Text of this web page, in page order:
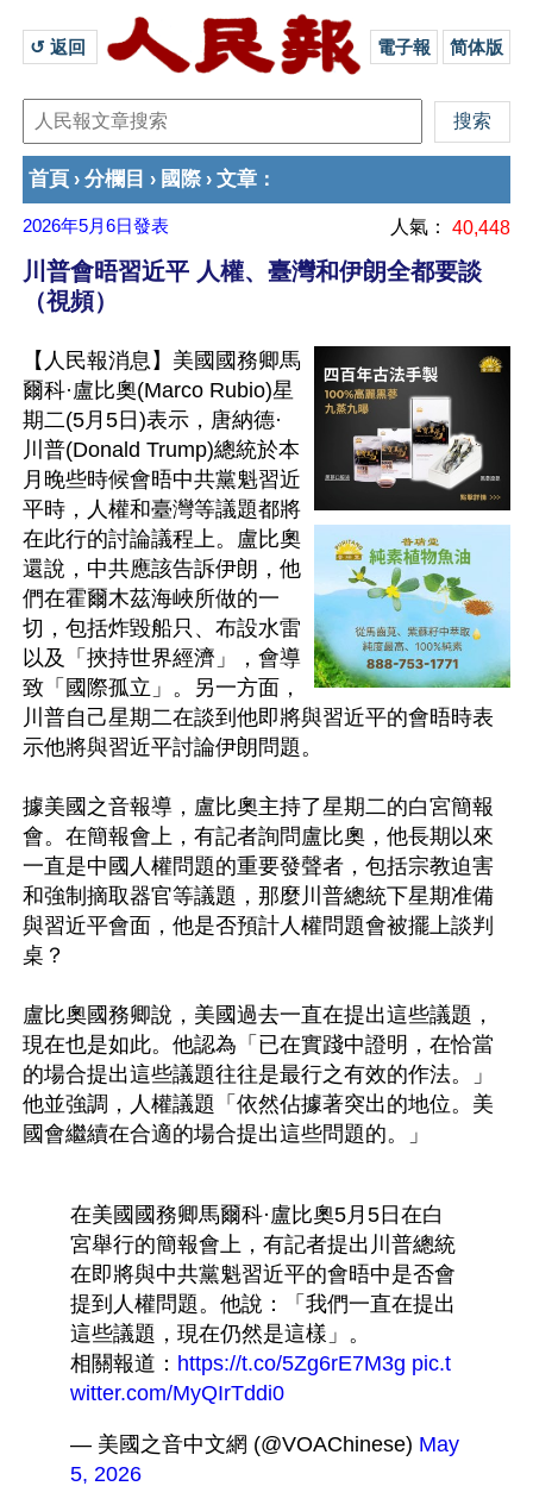
↺ 返回 電子報 简体版
首頁 › 分欄目 › 國際› 文章 ：
2026年5月6日發表 人氣： 40,448
川普會晤習近平 人權、臺灣和伊朗全都要談
（視頻）
【人民報消息】美國國務卿馬
爾科·盧比奧(Marco Rubio)星
期二(5月5日)表示，唐納德·
川普(Donald Trump)總統於本
月晚些時候會晤中共黨魁習近
平時，人權和臺灣等議題都將
在此行的討論議程上。盧比奧
還說，中共應該告訴伊朗，他
們在霍爾木茲海峽所做的一
切，包括炸毀船只、布設水雷
以及「挾持世界經濟」，會導
致「國際孤立」。另一方面，
川普自己星期二在談到他即將與習近平的會晤時表
示他將與習近平討論伊朗問題。
據美國之音報導，盧比奧主持了星期二的白宮簡報
會。在簡報會上，有記者詢問盧比奧，他長期以來
一直是中國人權問題的重要發聲者，包括宗教迫害
和強制摘取器官等議題，那麼川普總統下星期准備
與習近平會面，他是否預計人權問題會被擺上談判
桌？
盧比奧國務卿說，美國過去一直在提出這些議題，
現在也是如此。他認為「已在實踐中證明，在恰當
的場合提出這些議題往往是最行之有效的作法。」
他並強調，人權議題「依然佔據著突出的地位。美
國會繼續在合適的場合提出這些問題的。」
在美國國務卿馬爾科·盧比奧5月5日在白
宮舉行的簡報會上，有記者提出川普總統
在即將與中共黨魁習近平的會晤中是否會
提到人權問題。他說：「我們一直在提出
這些議題，現在仍然是這樣」。
相關報道： https://t.co/5Zg6rE7M3g pic.t
witter.com/MyQIrTddi0
— 美國之音中文網 (@VOAChinese) May
5, 2026